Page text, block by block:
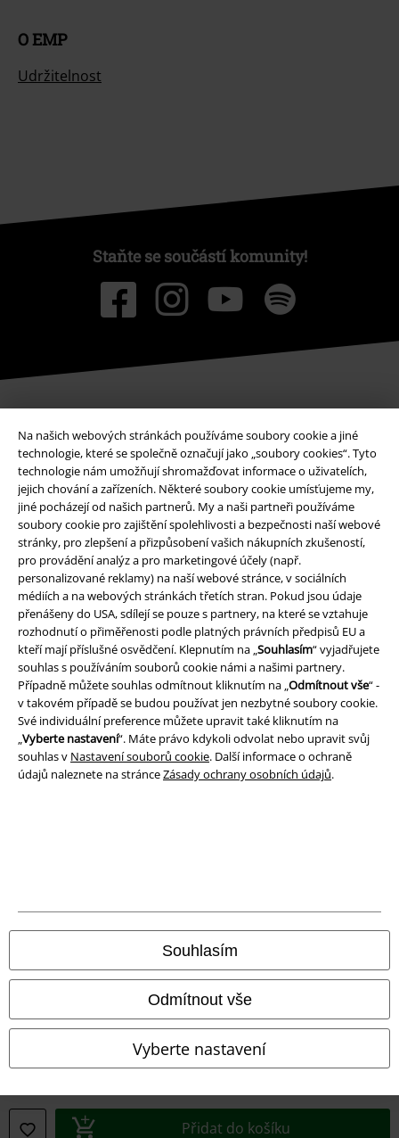
Na našich webových stránkách používáme soubory cookie a jiné
technologie, které se společně označují jako „soubory cookies“. Tyto
technologie nám umožňují shromažďovat informace o uživatelích,
jejich chování a zařízeních. Některé soubory cookie umísťujeme my,
jiné pocházejí od našich partnerů. My a naši partneři používáme
soubory cookie pro zajištění spolehlivosti a bezpečnosti naší webové
stránky, pro zlepšení a přizpůsobení vašich nákupních zkušeností,
pro provádění analýz a pro marketingové účely (např.
personalizované reklamy) na naší webové stránce, v sociálních
médiích a na webových stránkách třetích stran. Pokud jsou údaje
přenášeny do USA, sdílejí se pouze s partnery, na které se vztahuje
rozhodnutí o přiměřenosti podle platných právních předpisů EU a
kteří mají příslušné osvědčení. Klepnutím na „Souhlasím“ vyjadřujete
souhlas s používáním souborů cookie námi a našimi partnery.
Případně můžete souhlas odmítnout kliknutím na „Odmítnout vše“ -
v takovém případě se budou používat jen nezbytné soubory cookie.
Své individuální preference můžete upravit také kliknutím na
„Vyberte nastavení“. Máte právo kdykoli odvolat nebo upravit svůj
souhlas v Nastavení souborů cookie. Další informace o ochraně
údajů naleznete na stránceZásady ochrany osobních údajů.
Souhlasím
Odmítnout vše
Vyberte nastavení
Přidat do košíku
O EMP
Udržitelnost
Staňte se součástí komunity!
Způsoby platby
Bankovní převod Platba na dobírku
Doprava
Balíkovna Balík Do ruky
EMP aplikaci
Stáhněte si novou EMP aplikaci zdarma a využijte všechny nové
funkce a výhody!
Právní informace